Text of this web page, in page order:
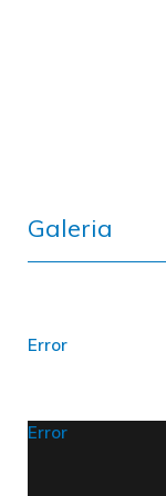
Galeria
Error
Error